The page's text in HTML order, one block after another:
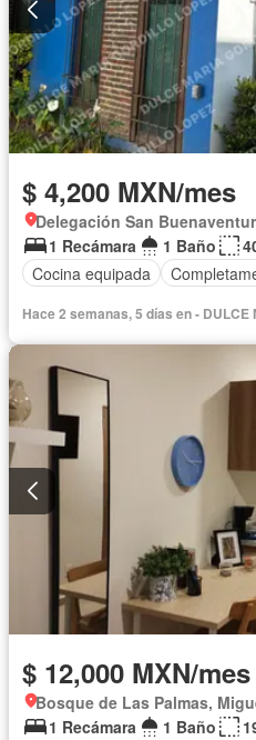
$ 4,200 MXN/mes
Delegación San
1 Recámara
1 Baño
Cocina equipada
Hace 2 semanas, 5 días en - DULCE
$ 12,000 MXN/mes
Bosque de Las Palmas,
1 Recámara
1 Baño